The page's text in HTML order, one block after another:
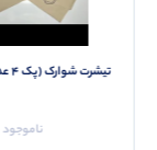
تیشرت شوارک (پک 4 عددی)
ناموجود